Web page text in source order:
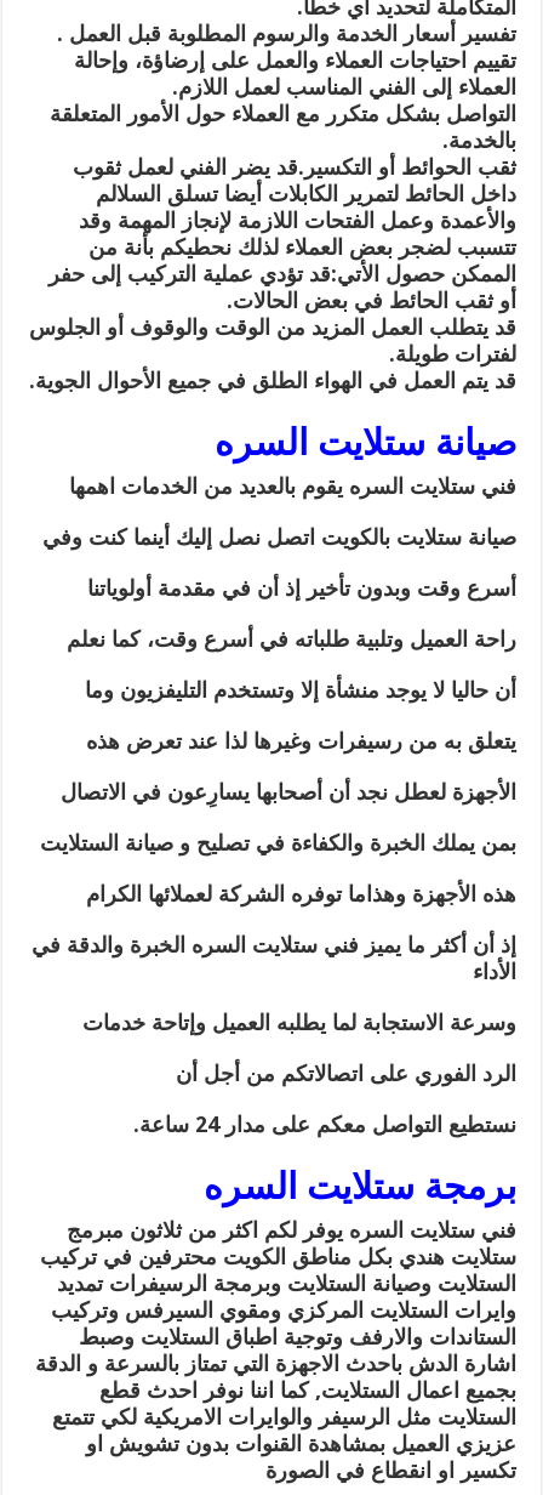
المتكاملة لتحديد أي خطأ.
تفسير أسعار الخدمة والرسوم المطلوبة قبل العمل .
تقييم احتياجات العملاء والعمل على إرضاؤة، وإحالة
العملاء إلى الفني المناسب لعمل اللازم.
التواصل بشكل متكرر مع العملاء حول الأمور المتعلقة
بالخدمة.
ثقب الحوائط أو التكسير.قد يضر الفني لعمل ثقوب
داخل الحائط لتمرير الكابلات أيضا تسلق السلالم
والأعمدة وعمل الفتحات اللازمة لإنجاز المهمة وقد
تتسبب لضجر بعض العملاء لذلك نحطيكم بأنة من
الممكن حصول الأتي:قد تؤدي عملية التركيب إلى حفر
أو ثقب الحائط في بعض الحالات.
قد يتطلب العمل المزيد من الوقت والوقوف أو الجلوس
لفترات طويلة.
قد يتم العمل في الهواء الطلق في جميع الأحوال الجوية.
صيانة ستلايت السره
فني ستلايت السره يقوم بالعديد من الخدمات اهمها
صيانة ستلايت بالكويت اتصل نصل إليك أينما كنت وفي
أسرع وقت وبدون تأخير إذ أن في مقدمة أولوياتنا
راحة العميل وتلبية طلباته في أسرع وقت، كما نعلم
أن حاليا لا يوجد منشأة إلا وتستخدم التليفزيون وما
يتعلق به من رسيفرات وغيرها لذا عند تعرض هذه
الأجهزة لعطل نجد أن أصحابها يسارِعون في الاتصال
بمن يملك الخبرة والكفاءة في تصليح و صيانة الستلايت
هذه الأجهزة وهذاما توفره الشركة لعملائها الكرام
إذ أن أكثر ما يميز فني ستلايت السره الخبرة والدقة في
الأداء
وسرعة الاستجابة لما يطلبه العميل وإتاحة خدمات
الرد الفوري على اتصالاتكم من أجل أن
نستطيع التواصل معكم على مدار 24 ساعة.
برمجة ستلايت السره
فني ستلايت السره يوفر لكم اكثر من ثلاثون مبرمج
ستلايت هندي بكل مناطق الكويت محترفين في تركيب
الستلايت وصيانة الستلايت وبرمجة الرسيفرات تمديد
وايرات الستلايت المركزي ومقوي السيرفس وتركيب
الستاندات والارفف وتوجية اطباق الستلايت وصبط
اشارة الدش باحدث الاجهزة التي تمتاز بالسرعة و الدقة
بجميع اعمال الستلايت, كما اننا نوفر احدث قطع
الستلايت مثل الرسيفر والوايرات الامريكية لكي تتمتع
عزيزي العميل بمشاهدة القنوات بدون تشويش او
تكسير او انقطاع في الصورة